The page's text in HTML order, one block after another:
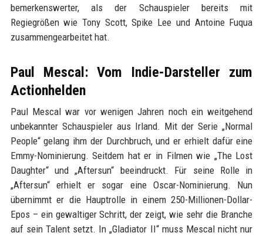
bemerkenswerter, als der Schauspieler bereits mit
Regiegrößen wie Tony Scott, Spike Lee und Antoine Fuqua
zusammengearbeitet hat.
Paul Mescal: Vom Indie-Darsteller zum
Actionhelden
Paul Mescal war vor wenigen Jahren noch ein weitgehend
unbekannter Schauspieler aus Irland. Mit der Serie „Normal
People“ gelang ihm der Durchbruch, und er erhielt dafür eine
Emmy-Nominierung. Seitdem hat er in Filmen wie „The Lost
Daughter“ und „Aftersun“ beeindruckt. Für seine Rolle in
„Aftersun“ erhielt er sogar eine Oscar-Nominierung. Nun
übernimmt er die Hauptrolle in einem 250-Millionen-Dollar-
Epos – ein gewaltiger Schritt, der zeigt, wie sehr die Branche
auf sein Talent setzt. In „Gladiator II“ muss Mescal nicht nur